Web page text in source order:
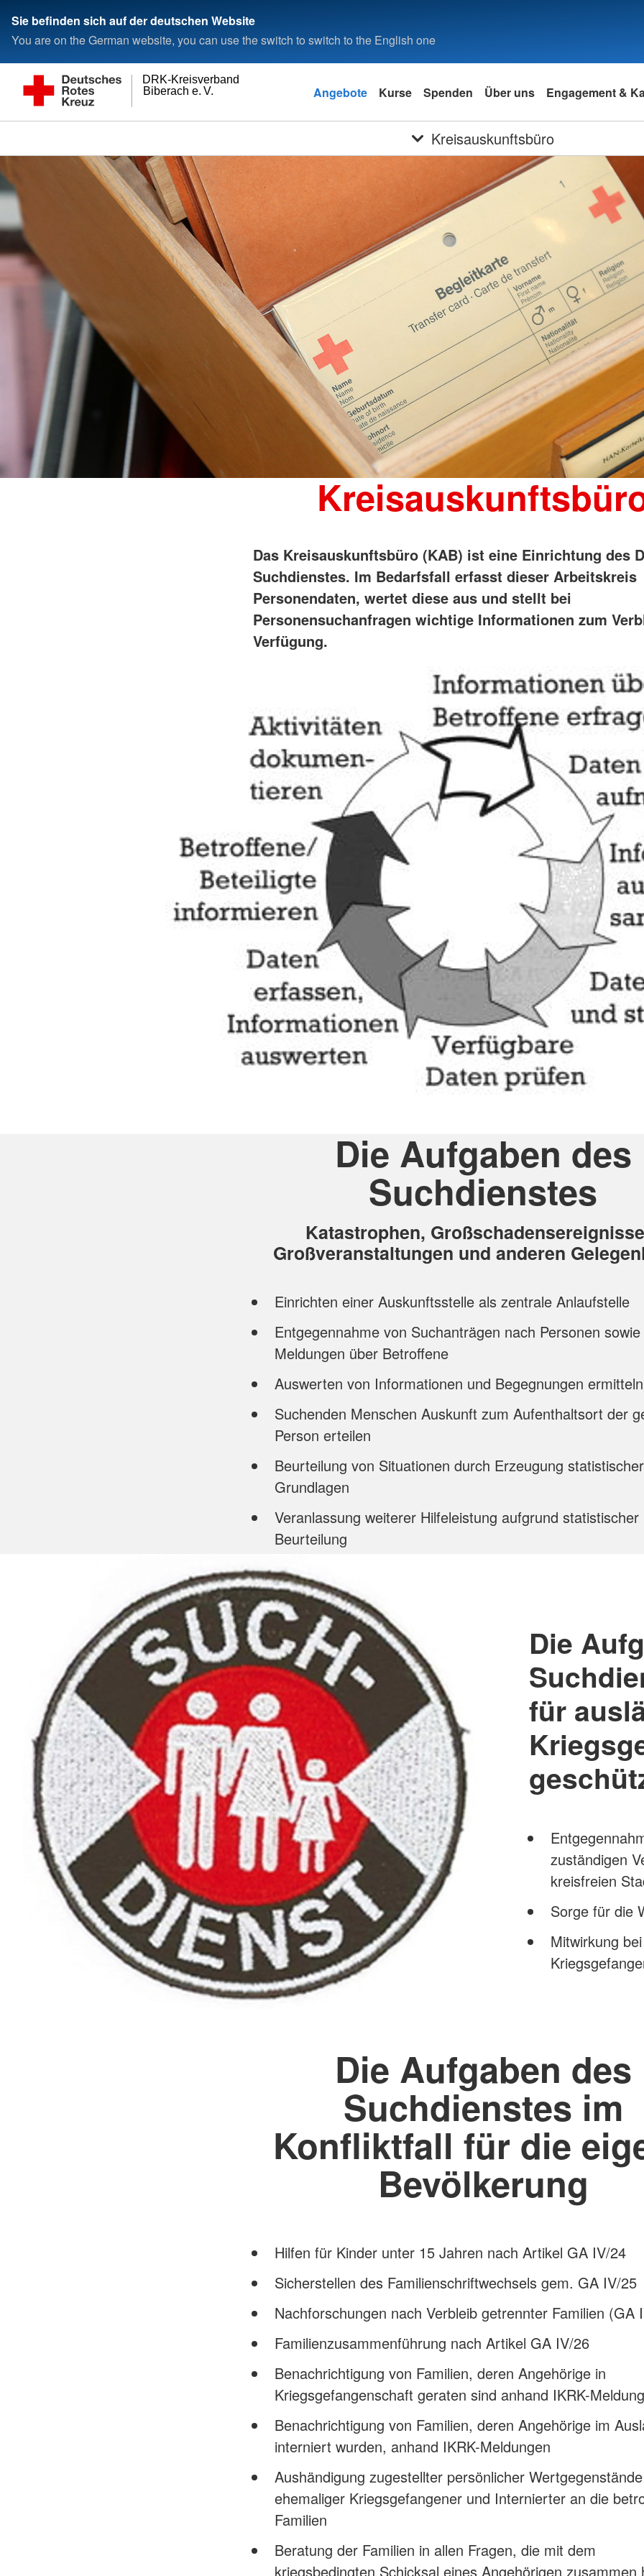
Sie befinden sich auf der deutschen Website
You are on the German website, you can use the switch to switch to the English one
Biberach e. V.
DRK-Kreisverband
Angebote Kurse Spenden Über uns Engagement &
Kreisauskunftsbüro
Das Kreisauskunftsbüro (KAB) ist eine Einrichtung des
Suchdienstes. Im Bedarfsfall erfasst dieser Arbeitskreis
Personendaten, wertet diese aus und stellt bei
Personensuchanfragen wichtige Informationen zum
Verfügung.
Die Aufgaben des
Suchdienstes
Katastrophen,
Großveranstaltungen und anderen
Einrichten einer Auskunftsstelle als zentrale Anlaufstelle
Entgegennahme von Suchanträgen nach Personen sowie
Meldungen über Betroffene
Auswerten von Informationen und Begegnungen ermitteln
Suchenden Menschen Auskunft zum Aufenthaltsort der
Person erteilen
Beurteilung von Situationen durch Erzeugung statistischer
Grundlagen
Veranlassung weiterer Hilfeleistung aufgrund statistischer
Beurteilung
Die
für
zuständigen
kreisfreien
Sorge für die
Mitwirkung
Die Aufgaben des
Suchdienstes im
Konfliktfall für die
Bevölkerung
Hilfen für Kinder unter 15 Jahren nach Artikel GA IV/24
Sicherstellen des Familienschriftwechsels gem. GA IV/25
Nachforschungen nach Verbleib getrennter Familien (GA
Familienzusammenführung nach Artikel GA IV/26
Benachrichtigung von Familien, deren Angehörige in
Kriegsgefangenschaft geraten sind anhand IKRK-
Benachrichtigung von Familien, deren Angehörige im
interniert wurden, anhand IKRK-Meldungen
Aushändigung zugestellter persönlicher Wertgegenstände
ehemaliger Kriegsgefangener und Internierter an die
Familien
Beratung der Familien in allen Fragen, die mit dem
kriegsbedingten Schicksal eines Angehörigen zusammen